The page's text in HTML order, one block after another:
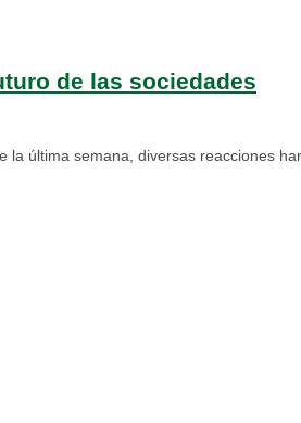
de las sociedades
última semana, diversas reacciones